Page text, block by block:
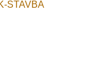
STAVBA